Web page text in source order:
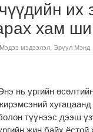
хам
Мэдээ мэдээлэл Эрүүл Мэнд
нь ургийн
түүнээс дээш
жин байх ёстой